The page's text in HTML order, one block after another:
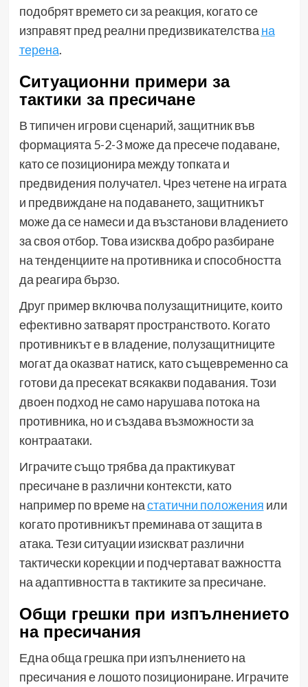
подобрят времето си за реакция, когато се
изправят пред реални предизвикателства на
терена.
Ситуационни примери за
тактики за пресичане
В типичен игрови сценарий, защитник във
формацията 5-2-3 може да пресече подаване,
като се позиционира между топката и
предвидения получател. Чрез четене на играта
и предвиждане на подаването, защитникът
може да се намеси и да възстанови владението
за своя отбор. Това изисква добро разбиране
на тенденциите на противника и способността
да реагира бързо.
Друг пример включва полузащитниците, които
ефективно затварят пространството. Когато
противникът е в владение, полузащитниците
могат да оказват натиск, като същевременно са
готови да пресекат всякакви подавания. Този
двоен подход не само нарушава потока на
противника, но и създава възможности за
контраатаки.
Играчите също трябва да практикуват
пресичане в различни контексти, като
например по време настатични положения или
когато противникът преминава от защита в
атака. Тези ситуации изискват различни
тактически корекции и подчертават важността
на адаптивността в тактиките за пресичане.
Общи грешки при изпълнението
на пресичания
Една обща грешка при изпълнението на
пресичания е лошото позициониране. Играчите